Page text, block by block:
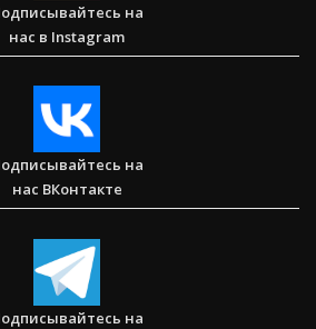
жизнь буддистского монаха
границ) (BBS05030)
на
нас в Instagram
на
нас ВКонтакте
на